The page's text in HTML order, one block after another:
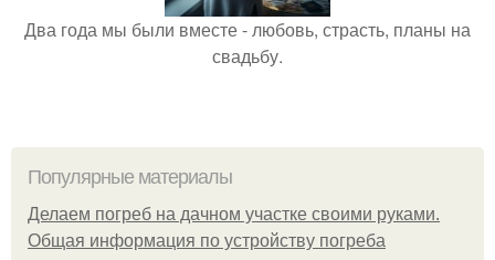
Два года мы были вместе - любовь, страсть, планы на
свадьбу.
Популярные материалы
Делаем погреб на дачном участке своими руками.
Общая информация по устройству погреба